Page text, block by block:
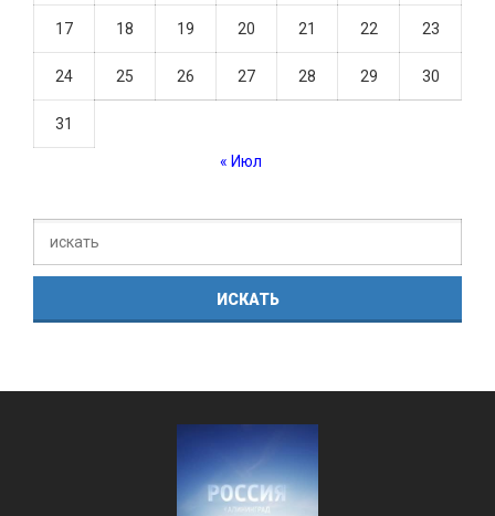
17 18 19 20 21 22 23
24 25 26 27 28 29 30
31
« Июл